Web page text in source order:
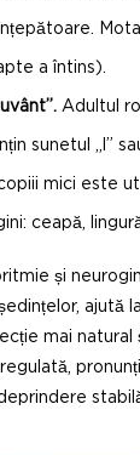
a întins).
Adultul
sunetul „l”
mici este
ceapă,
și
ajută
mai natural